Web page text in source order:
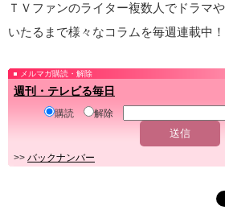
ＴＶファンのライター複数人でドラマ
いたるまで様々なコラムを毎週連載中！
メルマガ購読・解除
週刊・テレビる毎日
購読 解除
>> バックナンバー